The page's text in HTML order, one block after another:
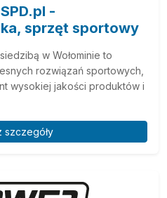
-
sprzęt sportowy
w Wołominie to
rozwiązań sportowych,
wysokiej jakości produktów i
szczegóły